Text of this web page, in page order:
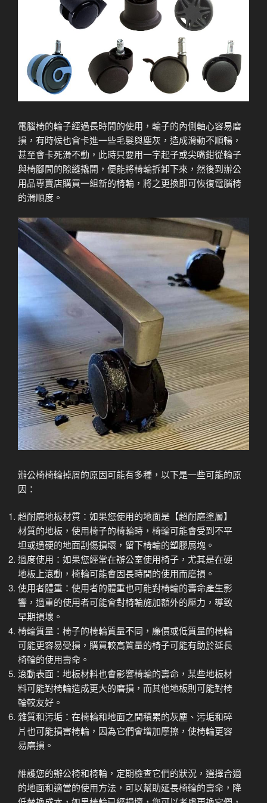
電腦椅的輪子經過長時間的使用，輪子的內側軸心容易磨
損，有時候也會卡進一些毛髮與塵灰，造成滑動不順暢，
甚至會卡死滑不動，此時只要用一字起子或尖嘴鉗從輪子
與椅腳間的隙縫撬開，便能將椅輪拆卸下來，然後到辦公
用品專賣店購買一組新的椅輪，將之更換即可恢復電腦椅
的滑順度。
辦公椅椅輪掉屑的原因可能有多種，以下是一些可能的原
因：
超耐磨地板材質：如果您使用的地面是【超耐磨塗層】
材質的地板，使用椅子的椅輪時，椅輪可能會受到不平
坦或過硬的地面刮傷損壞，留下椅輪的塑膠屑塊。
過度使用：如果您經常在辦公室使用椅子，尤其是在硬
地板上滾動，椅輪可能會因長時間的使用而磨損。
使用者體重：使用者的體重也可能對椅輪的壽命產生影
響，過重的使用者可能會對椅輪施加額外的壓力，導致
早期損壞。
椅輪質量：椅子的椅輪質量不同，廉價或低質量的椅輪
可能更容易受損，購買較高質量的椅子可能有助於延長
椅輪的使用壽命。
滾動表面：地板材料也會影響椅輪的壽命，某些地板材
料可能對椅輪造成更大的磨損，而其他地板則可能對椅
輪較友好。
雜質和污垢：在椅輪和地面之間積累的灰塵、污垢和碎
片也可能損害椅輪，因為它們會增加摩擦，使椅輪更容
易磨損。
維護您的辦公椅和椅輪，定期檢查它們的狀況，選擇合適
的地面和適當的使用方法，可以幫助延長椅輪的壽命，降